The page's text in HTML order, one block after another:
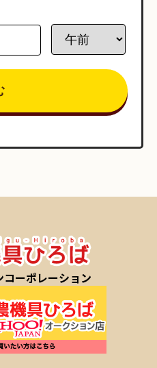
ーポレーション